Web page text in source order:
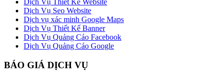
Dịch Vụ Seo Website
Dịch vụ xác minh Google Maps
Dịch Vụ Thiết Kế Banner
Dịch Vụ Quảng Cáo Facebook
Dịch Vụ Quảng Cáo Google
BÁO GIÁ DỊCH VỤ